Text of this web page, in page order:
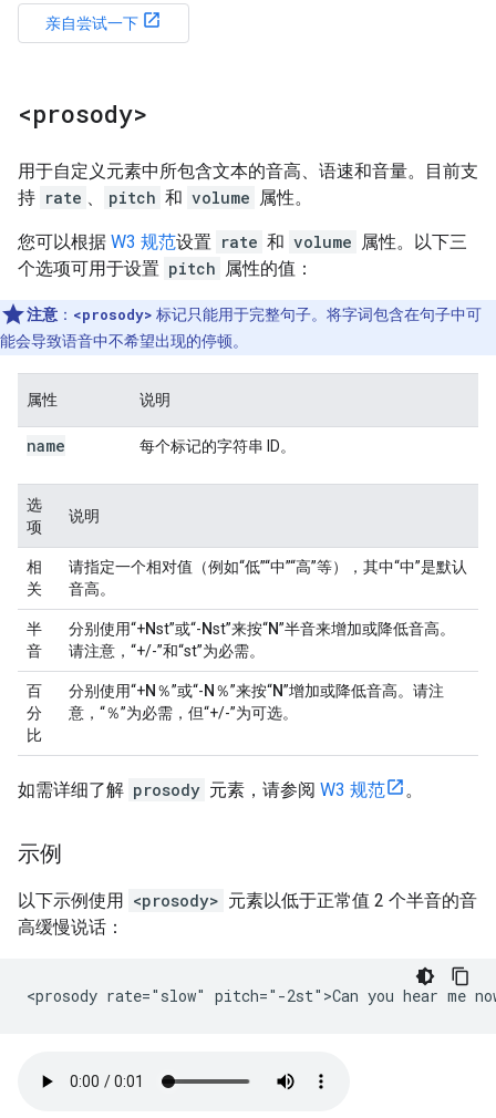
亲自尝试一下
<prosody>
用于自定义元素中所包含文本的音高、语速和音量。目前支
持 rate 、 pitch 和 volume 属性。
您可以根据 W3 规范设置 rate 和 volume 属性。以下三
个选项可用于设置 pitch 属性的值：
注意 ： <prosody> 标记只能用于完整句子。将字词包含在句子中可
能会导致语音中不希望出现的停顿。
属性 说明
name 每个标记的字符串 ID。
选
项
说明
相
关
请指定一个相对值（例如“低”“中”“高”等），其中“中”是默认
音高。
半
音
分别使用“+Nst”或“-Nst”来按“N”半音来增加或降低音高。
请注意，“+/-”和“st”为必需。
百
分
比
分别使用“+N ％”或“-N ％”来按“N”增加或降低音高。请注
意，“％”为必需，但“+/-”为可选。
如需详细了解 prosody 元素，请参阅 W3 规范 。
示例
以下示例使用 <prosody> 元素以低于正常值 2 个半音的音
高缓慢说话：
<prosody rate="slow" pitch="-2st">Can you hear me